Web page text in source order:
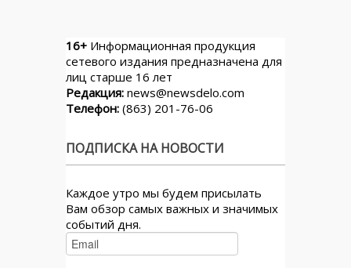
16+ Информационная продукция
сетевого издания предназначена для
лиц старше 16 лет
Редакция: news@newsdelo.com
Телефон: (863) 201-76-06
ПОДПИСКА НА НОВОСТИ
Каждое утро мы будем присылать
Вам обзор самых важных и значимых
событий дня.